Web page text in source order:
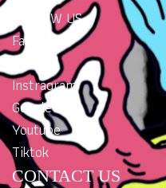
FOLLOW US
Facebook
Twitter
Instragram
Google Plus
Youtube
Tiktok
CONTACT US